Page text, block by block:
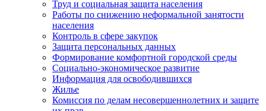
Труд и социальная защита населения
Работы по снижению неформальной занятости
населения
Контроль в сфере закупок
Защита персональных данных
Формирование комфортной городской среды
Социально-экономическое развитие
Информация для освободившихся
Жилье
Комиссия по делам несовершеннолетних и защите